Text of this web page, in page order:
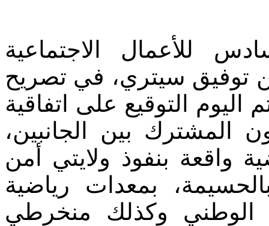
للأعمال الاجتماعية
توفيق سيتري، في تصريح
اليوم التوقيع على اتفاقية
المشترك بين الجانبين،
واقعة بنفوذ ولايتي أمن
بمعدات رياضية
الوطني وكذلك منخرطي